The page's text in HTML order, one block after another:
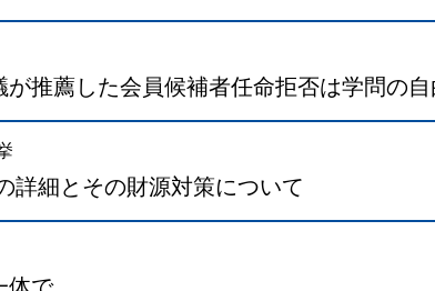
推薦した会員候補者任命拒否は学問の
詳細とその財源対策について